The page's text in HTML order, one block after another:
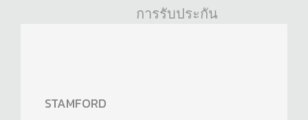
การรับประกัน
STAMFORD